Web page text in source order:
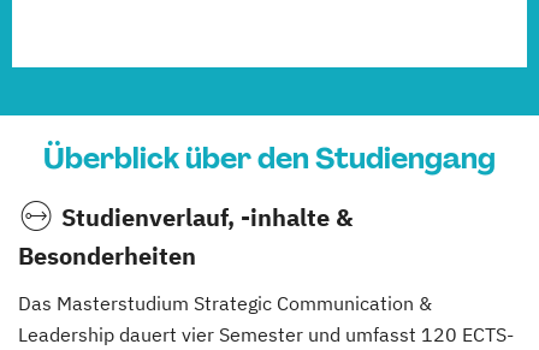
Überblick über den Studiengang
Studienverlauf, -inhalte &
Besonderheiten
Das Masterstudium Strategic Communication &
Leadership dauert vier Semester und umfasst 120 ECTS-